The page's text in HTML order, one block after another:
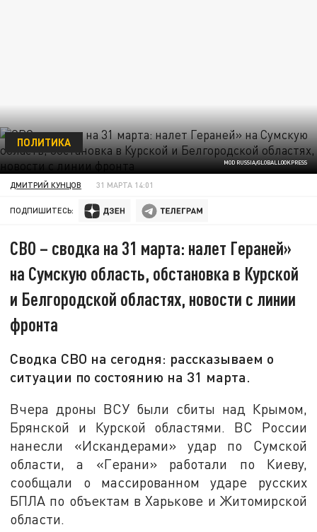
MOD RUSSIA/GLOBALLOOKPRESS
ПОЛИТИКА
ДМИТРИЙ КУНЦОВ 31 МАРТА 14:01
ПОДПИШИТЕСЬ:
СВО – сводка на 31 марта: налет Гераней»
на Сумскую область, обстановка в Курской
и Белгородской областях, новости с линии
фронта
Сводка СВО на сегодня: рассказываем о
ситуации по состоянию на 31 марта.
Вчера дроны ВСУ были сбиты над Крымом,
Брянской и Курской областями. ВС России
нанесли «Искандерами» удар по Сумской
области, а «Герани» работали по Киеву,
сообщали о массированном ударе русских
БПЛА по объектам в Харькове и Житомирской
области.